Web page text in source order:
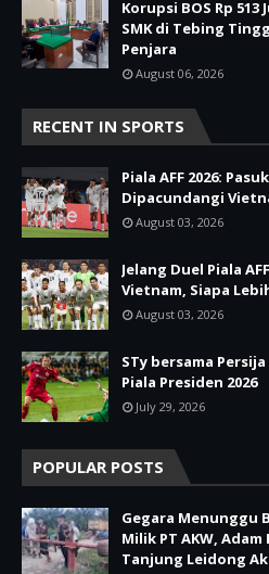
Korupsi BOS Rp
SMK di Tebing
Penjara
August 06, 2026
RECENT IN SPORTS
Piala AFF 2026:
Dipacundangi
August 03, 2026
Jelang Duel Piala
Vietnam, Siapa
August 03, 2026
STy bersama
Piala Presiden 2026
July 29, 2026
POPULAR POSTS
Gegara Menunggu
Milik PT AKW,
Tanjung Leidong